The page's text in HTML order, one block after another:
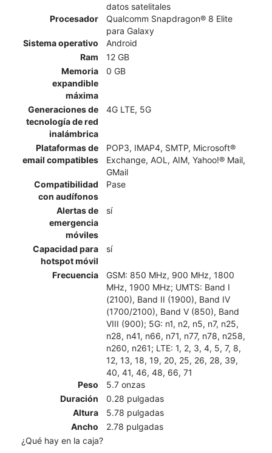
datos satelitales
Procesador
Qualcomm Snapdragon® 8 Elite
para Galaxy
Sistema operativo
Android
Ram
12 GB
Memoria
expandible
máxima
0 GB
Generaciones de
tecnología de red
inalámbrica
4G LTE, 5G
Plataformas de
email compatibles
POP3, IMAP4, SMTP, Microsoft®
Exchange, AOL, AIM, Yahoo!® Mail,
GMail
Compatibilidad
con audífonos
Pase
Alertas de
emergencia
móviles
sí
Capacidad para
hotspot móvil
sí
Frecuencia
GSM: 850 MHz, 900 MHz, 1800
MHz, 1900 MHz; UMTS: Band I
(2100), Band II (1900), Band IV
(1700/2100), Band V (850), Band
VIII (900); 5G: n1, n2, n5, n7, n25,
n28, n41, n66, n71, n77, n78, n258,
n260, n261; LTE: 1, 2, 3, 4, 5, 7, 8,
12, 13, 18, 19, 20, 25, 26, 28, 39,
40, 41, 46, 48, 66, 71
Peso
5.7 onzas
Duración
0.28 pulgadas
Altura
5.78 pulgadas
Ancho
2.78 pulgadas
¿Qué hay en la caja?